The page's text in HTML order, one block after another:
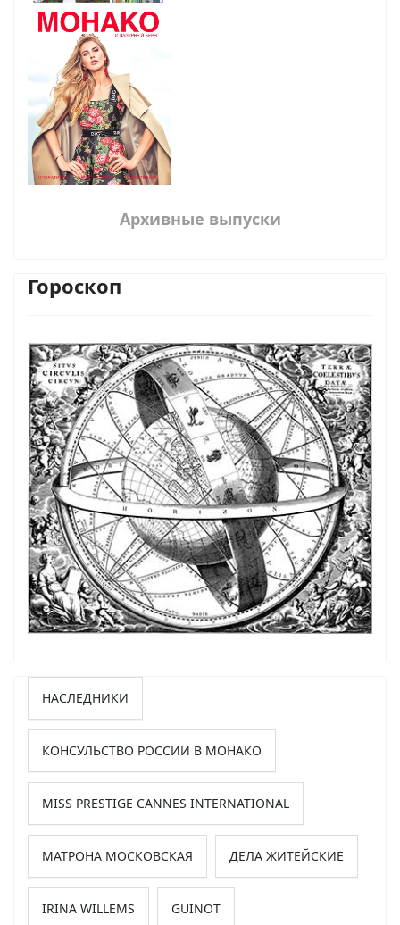
Архивные выпуски
Гороскоп
НАСЛЕДНИКИ
КОНСУЛЬСТВО РОССИИ В МОНАКО
MISS PRESTIGE CANNES INTERNATIONAL
МАТРОНА МОСКОВСКАЯ ДЕЛА ЖИТЕЙСКИЕ
IRINA WILLEMS GUINOT